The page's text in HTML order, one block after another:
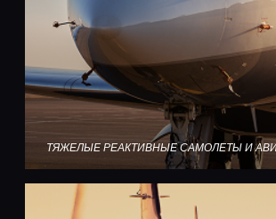
ТЯЖЕЛЫЕ РЕАКТИВНЫЕ САМОЛЕТЫ И